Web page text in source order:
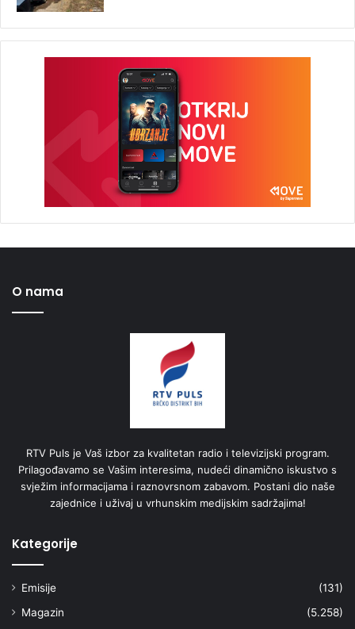
O nama
RTV Puls je Vaš izbor za kvalitetan radio i televizijski program.
Prilagođavamo se Vašim interesima, nudeći dinamično iskustvo s
svježim informacijama i raznovrsnom zabavom. Postani dio naše
zajednice i uživaj u vrhunskim medijskim sadržajima!
Kategorije
Emisije
(131)
Magazin
(5.258)